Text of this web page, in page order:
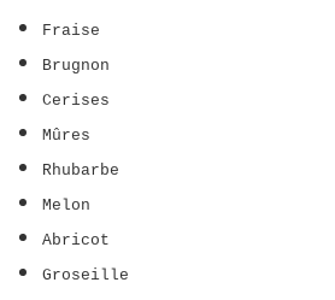
Fraise
Brugnon
Cerises
Mûres
Rhubarbe
Melon
Abricot
Groseille